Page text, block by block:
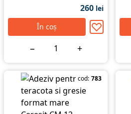
260 lei
În coș
− +
cod: 783